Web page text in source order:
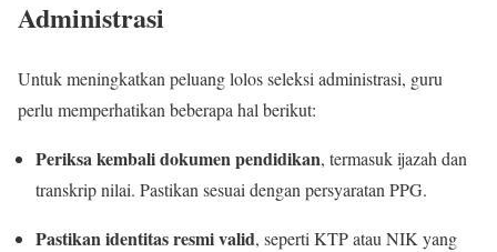
Administrasi
Untuk meningkatkan peluang lolos seleksi administrasi, guru
perlu memperhatikan beberapa hal berikut:
Periksa kembali dokumen pendidikan, termasuk ijazah dan
transkrip nilai. Pastikan sesuai dengan persyaratan PPG.
Pastikan identitas resmi valid, seperti KTP atau NIK yang